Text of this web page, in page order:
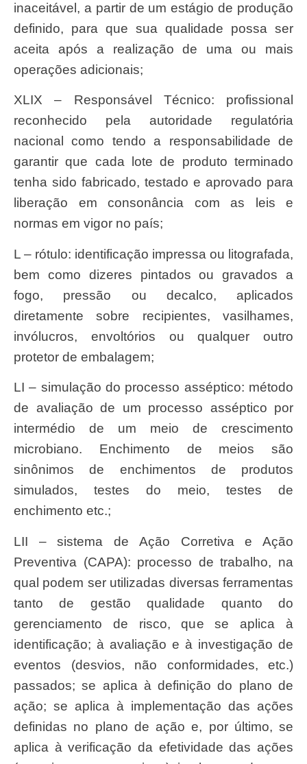
inaceitável, a partir de um estágio de produção
definido, para que sua qualidade possa ser
aceita após a realização de uma ou mais
operações adicionais;
XLIX – Responsável Técnico: profissional
reconhecido pela autoridade regulatória
nacional como tendo a responsabilidade de
garantir que cada lote de produto terminado
tenha sido fabricado, testado e aprovado para
liberação em consonância com as leis e
normas em vigor no país;
L – rótulo: identificação impressa ou litografada,
bem como dizeres pintados ou gravados a
fogo, pressão ou decalco, aplicados
diretamente sobre recipientes, vasilhames,
invólucros, envoltórios ou qualquer outro
protetor de embalagem;
LI – simulação do processo asséptico: método
de avaliação de um processo asséptico por
intermédio de um meio de crescimento
microbiano. Enchimento de meios são
sinônimos de enchimentos de produtos
simulados, testes do meio, testes de
enchimento etc.;
LII – sistema de Ação Corretiva e Ação
Preventiva (CAPA): processo de trabalho, na
qual podem ser utilizadas diversas ferramentas
tanto de gestão qualidade quanto do
gerenciamento de risco, que se aplica à
identificação; à avaliação e à investigação de
eventos (desvios, não conformidades, etc.)
passados; se aplica à definição do plano de
ação; se aplica à implementação das ações
definidas no plano de ação e, por último, se
aplica à verificação da efetividade das ações